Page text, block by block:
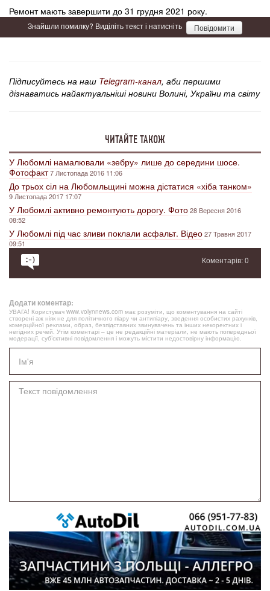
Ремонт мають завершити до 31 грудня 2021 року.
Знайшли помилку? Виділіть текст і натисніть Повідомити
Підписуйтесь на наш Telegram-канал, аби першими
дізнаватись найактуальніші новини Волині, України та світу
ЧИТАЙТЕ ТАКОЖ
У Любомлі намалювали «зебру» лише до середини шосе.
Фотофакт7 Листопада 2016 11:06
До трьох сіл на Любомльщині можна дістатися «хіба танком»
9 Листопада 2017 17:07
У Любомлі активно ремонтують дорогу. Фото28 Вересня 2016
08:52
У Любомлі під час зливи поклали асфальт. Відео27 Травня 2017
09:51
Коментарів: 0
Додати коментар:
УВАГА! Користувач www.volynnews.com має розуміти, що коментування на сайті
створені аж ніяк не для політичного піару чи антипіару, зведення особистих рахунків,
комерційної реклами, образ, безпідставних звинувачень та інших некоректних і
негідних речей. Утім коментарі – це не редакційні матеріали, не мають попередньої
модерації, суб’єктивні повідомлення і можуть містити недостовірну інформацію.